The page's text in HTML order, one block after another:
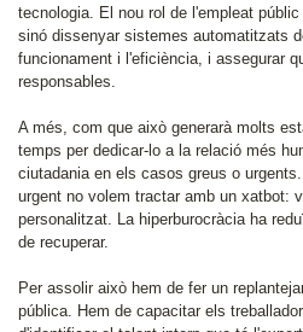
tecnologia. El nou rol de l'empleat
sinó dissenyar sistemes automatitzats
funcionament i l'eficiència, i assegurar
responsables.
A més, com que això generarà molts
temps per dedicar-lo a la relació més
ciutadania en els casos greus o
urgent no volem tractar amb un xatbot:
personalitzat. La hiperburocràcia ha
de recuperar.
Per assolir això hem de fer un
pública. Hem de capacitar els